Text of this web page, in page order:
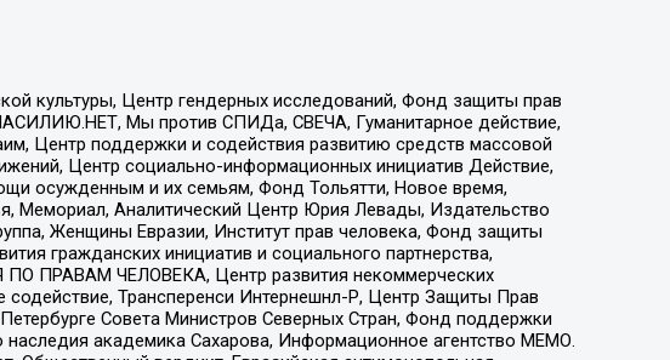
культуры, Центр гендерных исследований, Фонд защиты прав
Мы против СПИДа, СВЕЧА, Гуманитарное действие,
Центр поддержки и содействия развитию средств массовой
Центр социально-информационных инициатив Действие,
осужденным и их семьям, Фонд Тольятти, Новое время,
Мемориал, Аналитический Центр Юрия Левады, Издательство
Женщины Евразии, Институт прав человека, Фонд защиты
гражданских инициатив и социального партнерства,
ПО ПРАВАМ ЧЕЛОВЕКА, Центр развития некоммерческих
Трансперенси Интернешнл-Р, Центр Защиты Прав
Совета Министров Северных Стран, Фонд поддержки
академика Сахарова, Информационное агентство МЕМО.